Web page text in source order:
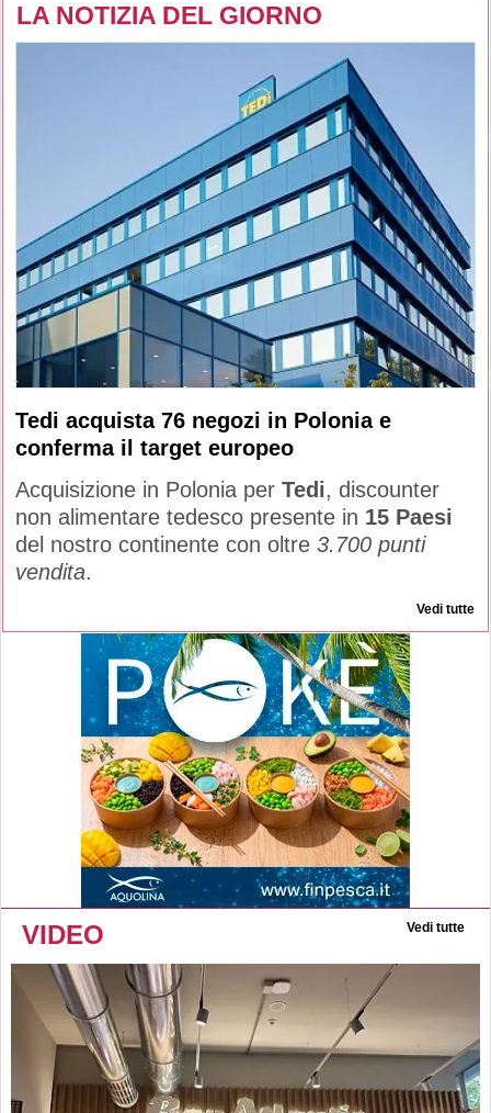
LA NOTIZIA DEL GIORNO
Tedi acquista 76 negozi in Polonia e
conferma il target europeo
Acquisizione in Polonia per Tedi, discounter
non alimentare tedesco presente in 15 Paesi
del nostro continente con oltre 3.700 punti
vendita.
Vedi tutte
VIDEO Vedi tutte